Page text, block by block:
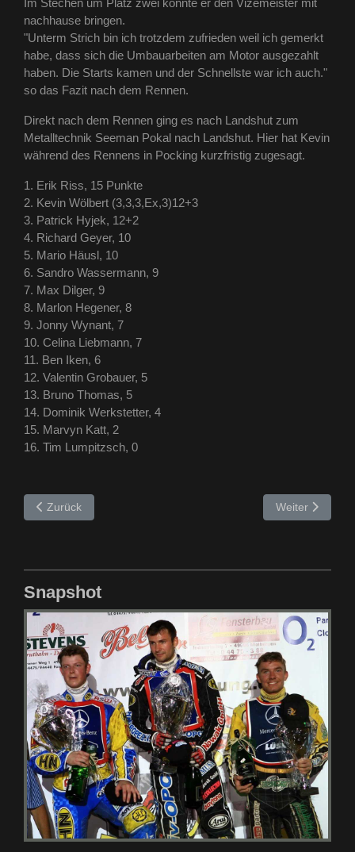
nachhause bringen.
"Unterm Strich bin ich trotzdem zufrieden weil ich gemerkt
habe, dass sich die Umbauarbeiten am Motor ausgezahlt
haben. Die Starts kamen und der Schnellste war ich auch."
so das Fazit nach dem Rennen.
Direkt nach dem Rennen ging es nach Landshut zum
Metalltechnik Seeman Pokal nach Landshut. Hier hat Kevin
während des Rennens in Pocking kurzfristig zugesagt.
1. Erik Riss, 15 Punkte
2. Kevin Wölbert (3,3,3,Ex,3)12+3
3. Patrick Hyjek, 12+2
4. Richard Geyer, 10
5. Mario Häusl, 10
6. Sandro Wassermann, 9
7. Max Dilger, 9
8. Marlon Hegener, 8
9. Jonny Wynant, 7
10. Celina Liebmann, 7
11. Ben Iken, 6
12. Valentin Grobauer, 5
13. Bruno Thomas, 5
14. Dominik Werkstetter, 4
15. Marvyn Katt, 2
16. Tim Lumpitzsch, 0
Vorheriger Beitrag: 2025 – Trans MF Landshut Devils
Zurück Nächster
Weiter
Snapshot